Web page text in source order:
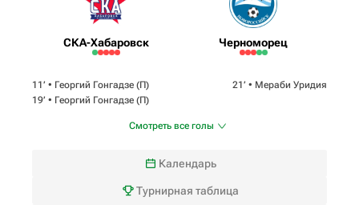
СКА-Хабаровск Черноморец
11‎’‎ • Георгий Гонгадзе (П)
19‎’‎ • Георгий Гонгадзе (П)
21‎’‎ • Мераби Уридия
Смотреть все голы
Календарь
Турнирная таблица